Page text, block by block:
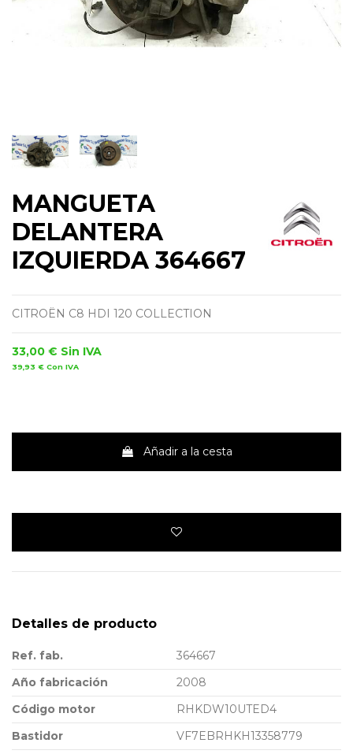
MANGUETA
DELANTERA
IZQUIERDA 364667
CITROËN C8 HDI 120 COLLECTION
33,00 € Sin IVA
39,93 € Con IVA
Añadir a la cesta
Detalles de producto
Ref. fab.
364667
Año fabricación
2008
Código motor
RHKDW10UTED4
Bastidor
VF7EBRHKH13358779